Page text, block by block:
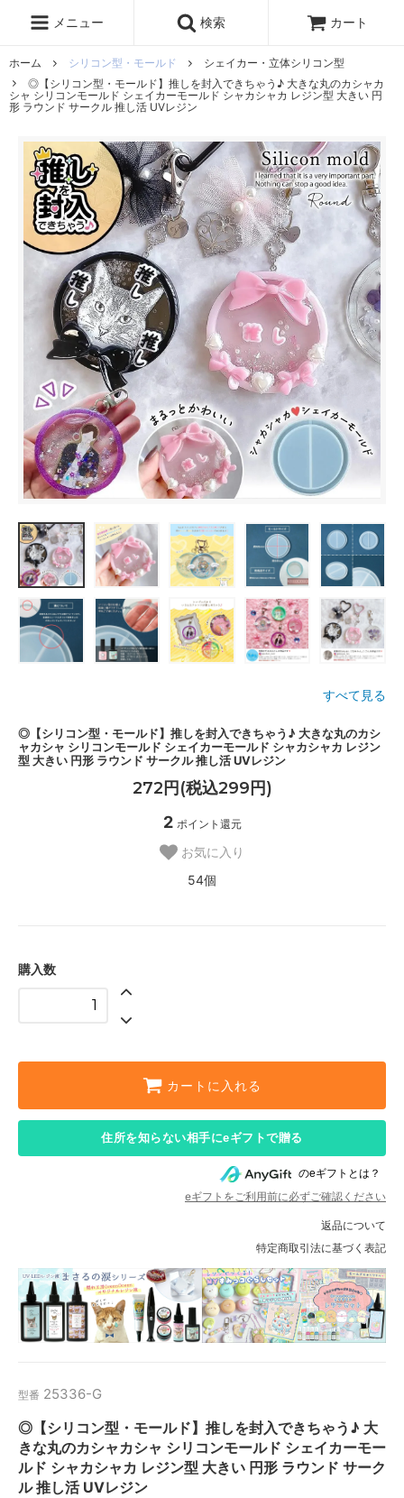
メニュー 検索 カート
ホーム シリコン型・モールド
シェイカー・立体シリコン型
◎【シリコン型・モールド】推しを封入できちゃう♪ 大きな丸のカシャカ
シャ シリコンモールド シェイカーモールド シャカシャカ レジン型 大きい 円
形 ラウンド サークル 推し活 UVレジン
すべて見る
◎【シリコン型・モールド】推しを封入できちゃう♪ 大きな丸のカシ
ャカシャ シリコンモールド シェイカーモールド シャカシャカ レジン
型 大きい 円形 ラウンド サークル 推し活 UVレジン
272円(税込299円)
2 ポイント還元
お気に入り
54個
購入数
カートに入れる
住所を知らない相手にeギフトで贈る
のeギフトとは？
eギフトをご利用前に必ずご確認ください
返品について
特定商取引法に基づく表記
型番 25336-G
◎【シリコン型・モールド】推しを封入できちゃう♪ 大
きな丸のカシャカシャ シリコンモールド シェイカーモー
ルド シャカシャカ レジン型 大きい 円形 ラウンド サーク
ル 推し活 UVレジン